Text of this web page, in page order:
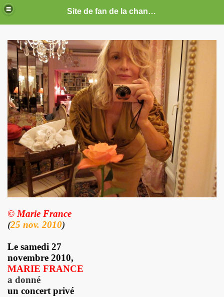
Site de fan de la chanteuse Marie France
© Marie France
(25 nov. 2010)
Le samedi 27
novembre 2010,
MARIE FRANCE
a donné
un concert privé
: photos, documents, tracts, interviews, articles, etc.
2019 a decembre 2026.
2017 a decembre 2019.
2016 a decembre 2016.
2015 a juin 2016.
2015 a decembre 2015.
a juin 2015.
2014 a juin 2014.
2013 a decembre 2013.
2012 a juin 2013.
2011 a juin 2012.